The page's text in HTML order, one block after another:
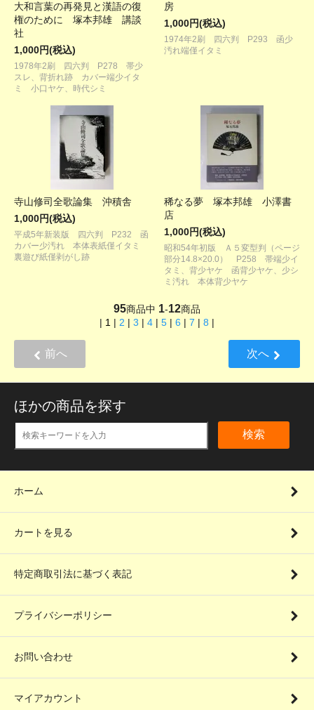
大和言葉の再発見と漢語の復
権のために 塚本邦雄 講談
社
1,000円(税込)
1978年2刷 四六判 P278 帯少
スレ、背折れ跡 カバー端少イタ
ミ 小口ヤケ、時代シミ
房
1,000円(税込)
1974年2刷 四六判 P293 函少
汚れ端僅イタミ
寺山修司全歌論集 沖積舎
1,000円(税込)
平成5年新装版 四六判 P232 函
カバー少汚れ 本体表紙僅イタミ
裏遊び紙僅剥がし跡
稀なる夢 塚本邦雄 小澤書
店
1,000円(税込)
昭和54年初版 Ａ５変型判（ページ
部分14.8×20.0） P258 帯端少イ
タミ、背少ヤケ 函背少ヤケ、少シ
ミ汚れ 本体背少ヤケ
95商品中 1-12商品
| 1 | 2 | 3 | 4 | 5 | 6 | 7 | 8 |
前へ 次へ
ほかの商品を探す
検索
ホーム
カートを見る
特定商取引法に基づく表記
プライバシーポリシー
お問い合わせ
マイアカウント